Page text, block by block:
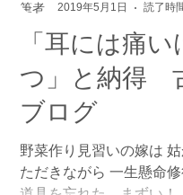
「耳には痛
つ」と納得
ブログ
野菜作り見習いの嫁は
ただきながら 一生懸命
2019年5月1日
読了時